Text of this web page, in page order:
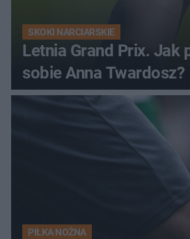
SKOKI NARCIARSKIE
Letnia Grand Prix. Jak
sobie Anna Twardosz?
PIŁKA NOŻNA